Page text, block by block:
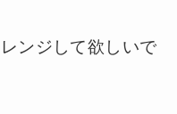
ンジして欲しいで